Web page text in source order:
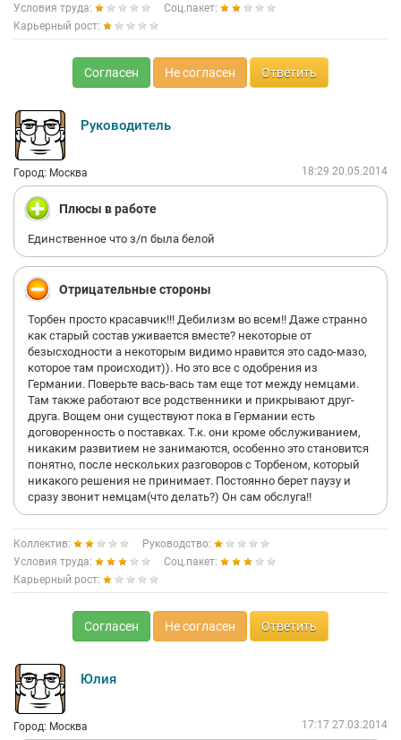
выходила и где нибудь потерялась) "сучка крашенная". Итог
сей басни таков... Скоро Глобус окончательно пошлет эту
кантору и она заглохнет на совсем, чего я ей и желаю. Одно
жалко - людей, которые пострадали из-за дележа власти
между (удалено) и (удалено) (пиндос).... А кто раздумывает
про сотрудничество, мой совет даже и не думайте. Гореть в
Условия труда:
Соц.пакет:
Карьерный рост:
Согласен Не согласен Ответить
Руководитель
Город: Москва 18:29 20.05.2014
Плюсы в работе
Единственное что з/п была белой
Отрицательные стороны
Торбен просто красавчик!!! Дебилизм во всем!! Даже странно
как старый состав уживается вместе? некоторые от
безысходности а некоторым видимо нравится это садо-мазо,
которое там происходит)). Но это все с одобрения из
Германии. Поверьте вась-вась там еще тот между немцами.
Там также работают все родственники и прикрывают друг-
друга. Вощем они существуют пока в Германии есть
договоренность о поставках. Т.к. они кроме обслуживанием,
никаким развитием не занимаются, особенно это становится
понятно, после нескольких разговоров с Торбеном, который
никакого решения не принимает. Постоянно берет паузу и
сразу звонит немцам(что делать?) Он сам обслуга!!
Коллектив:
Руководство:
Условия труда:
Соц.пакет:
Карьерный рост:
Согласен Не согласен Ответить
Юлия
Город: Москва 17:17 27.03.2014